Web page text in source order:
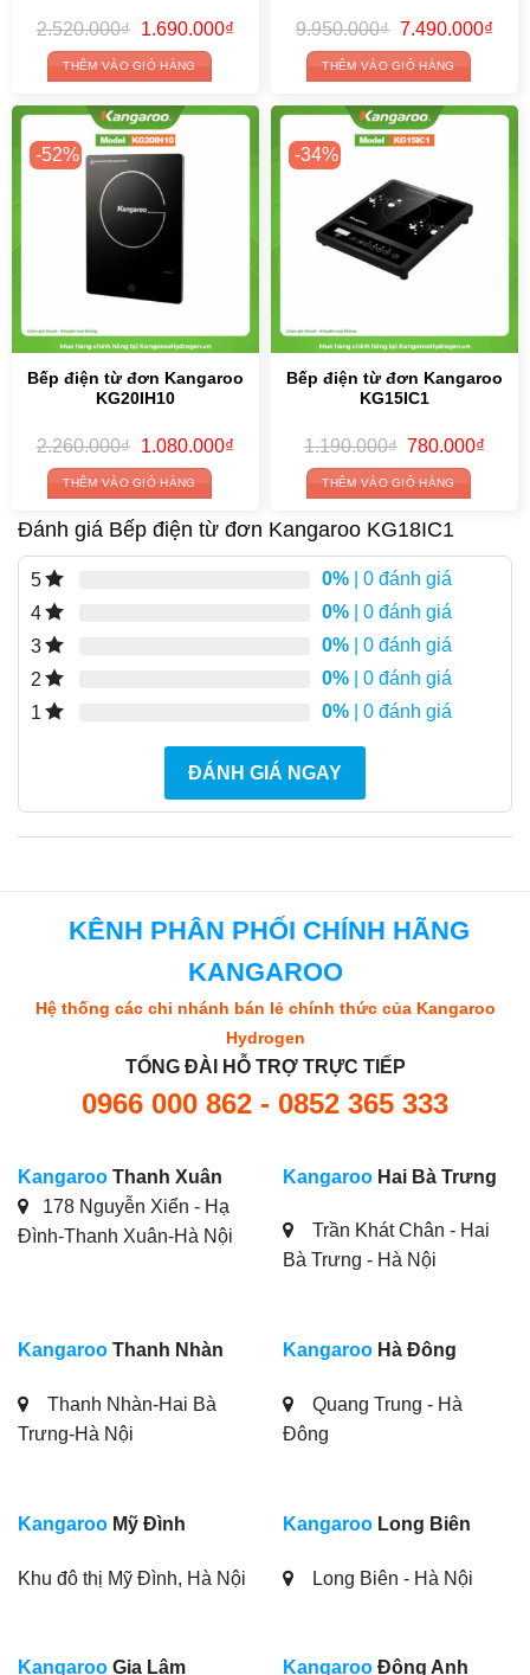
2.520.000₫ Original
was:
2.520.000₫.
1.690.000₫Current
1.690.000₫.
THÊM VÀO GIỎ HÀNG
9.950.000₫ Original
was:
9.950.000₫.
7.490.000₫
THÊM VÀO GIỎ HÀNG
-52%
Bếp điện từ đơn Kangaroo
KG20IH10
2.260.000₫ Original
was:
2.260.000₫.
1.080.000₫Current
1.080.000₫.
THÊM VÀO GIỎ HÀNG
-34%
Bếp điện từ đơn Kangaroo
KG15IC1
1.190.000₫ Original
was:
1.190.000₫.
780.000₫
THÊM VÀO GIỎ HÀNG
Đánh giá Bếp điện từ đơn Kangaroo KG18IC1
5 0% | 0 đánh giá
4
0% | 0 đánh giá
3
0% | 0 đánh giá
2
0% | 0 đánh giá
1
0% | 0 đánh giá
ĐÁNH GIÁ NGAY
KÊNH PHÂN PHỐI CHÍNH HÃNG
KANGAROO
Hệ thống các chi nhánh bán lẻ chính thức của Kangaroo
Hydrogen
TỔNG ĐÀI HỖ TRỢ TRỰC TIẾP
0966 000 862 - 0852 365 333
Kangaroo Thanh Xuân
178 Nguyễn Xiển - Hạ
Đình-Thanh Xuân-Hà Nội
Kangaroo Hai Bà Trưng
Trần Khát Chân - Hai
Bà Trưng - Hà Nội
Kangaroo Thanh Nhàn
Thanh Nhàn-Hai Bà
Trưng-Hà Nội
Kangaroo Hà Đông
Quang Trung - Hà
Đông
Kangaroo Mỹ Đình
Khu đô thị Mỹ Đình, Hà Nội
Kangaroo Long Biên
Long Biên - Hà Nội
Kangaroo Gia Lâm Kangaroo Đông Anh